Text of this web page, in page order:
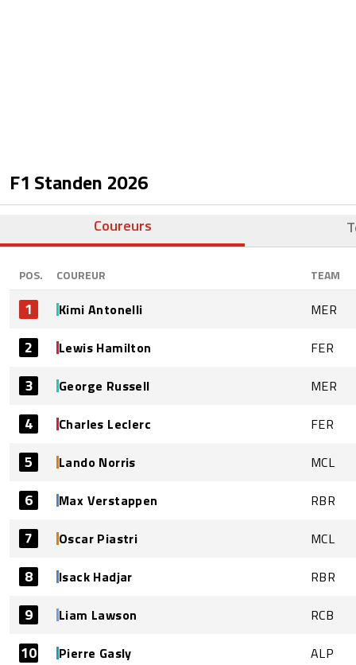
F1 Standen 2026
Coureurs
POS. COUREUR TEAM
1 Kimi Antonelli MER
2 Lewis Hamilton FER
3 George Russell MER
4 Charles Leclerc FER
5 Lando Norris MCL
6 Max Verstappen RBR
7 Oscar Piastri MCL
8 Isack Hadjar RBR
9 Liam Lawson RCB
10 Pierre Gasly ALP